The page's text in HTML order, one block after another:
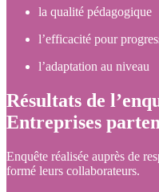
la qualité pédagogique
l’efficacité pour
l’adaptation au niveau
Résultats de
Entreprises
Enquête réalisée auprès de
formé leurs collaborateurs.